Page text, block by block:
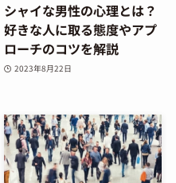
シャイな男性の心理とは？
好きな人に取る態度やアプ
ローチのコツを解説
2023年8月22日